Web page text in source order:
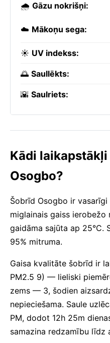
🌧️ Gāzu nokrišņi:
☁️ Mākoņu sega:
☀️ UV indekss:
🌅 Saullēkts:
🌇 Saulriets:
Kādi
Osogbo?
Šobrīd Osogbo ir
miglainais gaiss ierobežo
gaidāma sajūta ap
95% mitruma.
Gaisa kvalitāte šobrīd ir
PM2.5 9) — lieliski
zems — 3, šodien
nepieciešama. Saule
PM, dodot 12h 25m
samazina redzamību līdz